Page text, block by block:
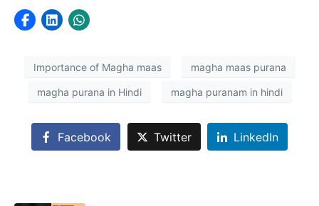
Importance of Magha maas magha maas purana
magha purana in Hindi magha puranam in hindi
Facebook Twitter LinkedIn